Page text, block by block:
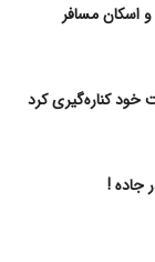
خود کناره‌گیری کرد
!